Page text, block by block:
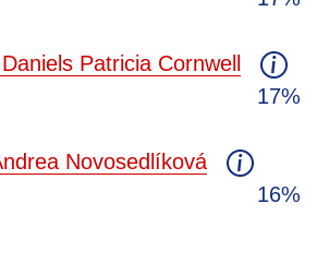
Patricia Cornwell
17%
Novosedlíková
16%